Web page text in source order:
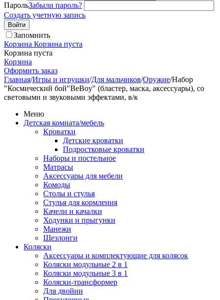
ПарольЗабыли пароль?
Создать учетную запись
Войти
Запомнить
Корзина Корзина пуста
Корзина пуста
Корзина
Оформить заказ
Главная/Игры и игрушки/Для мальчиков/Оружие/Набор
"Космический бой"BeBoy" (бластер, маска, аксессуары), со
световыми и звуковыми эффектами, в/к
Меню
Детская комната/мебель
Кроватки
Детские кроватки
Подростковые кроватки
Наборы и постельное
Матрасы
Аксессуары для мебели
Комоды
Столы и стулья
Стулья для кормления
Качели и качалки
Ходунки и прыгунки
Манежи
Шезлонги
Коляски
Аксессуары и комплектующие для колясок
Коляски модульные 2 в 1
Коляски модульные 3 в 1
Коляски-трансформер
Для двойни